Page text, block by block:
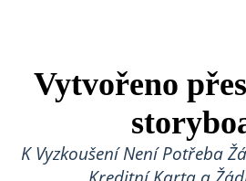
Vytvořeno
K Vyzkoušení Není Potřeba